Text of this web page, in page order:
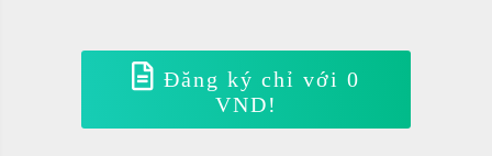
Đăng ký chỉ với 0
VND!